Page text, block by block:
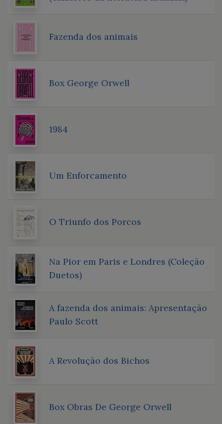
Fazenda dos animais
Box George Orwell
1984
Um Enforcamento
O Triunfo dos Porcos
Na Pior em Paris e Londres (Coleção
Duetos)
A fazenda dos animais: Apresentação
Paulo Scott
A Revolução dos Bichos
Box Obras De George Orwell